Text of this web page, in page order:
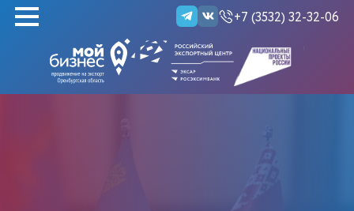
+7 (3532) 32-32-06